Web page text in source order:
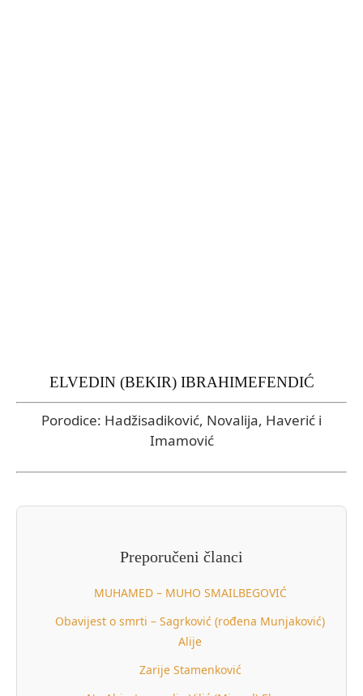
ELVEDIN (BEKIR) IBRAHIMEFENDIĆ
Porodice: Hadžisadiković, Novalija, Haverić i
Imamović
Preporučeni članci
MUHAMED – MUHO SMAILBEGOVIĆ
Obavijest o smrti – Sagrković (rođena Munjaković)
Alije
Zarije Stamenković